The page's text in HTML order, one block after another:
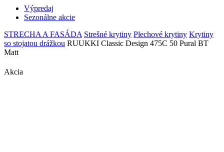
Výpredaj
Sezonálne akcie
STRECHA A FASÁDA Strešné krytiny Plechové krytiny Krytiny
so stojatou drážkou RUUKKI Classic Design 475C 50 Pural BT
Matt
Akcia